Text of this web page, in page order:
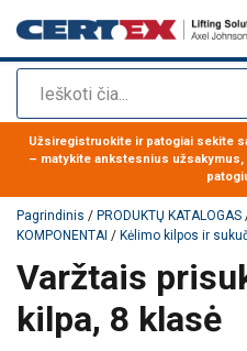
Paieška
Produktas buvo pridėtas prie
Užsiregistruokite ir patogiai sekite
– matykite ankstesnius
Pagrindinis / PRODUKTŲ KATALOGAS
KOMPONENTAI / Kėlimo kilpos ir
Varžtais
kilpa, 8 klasė